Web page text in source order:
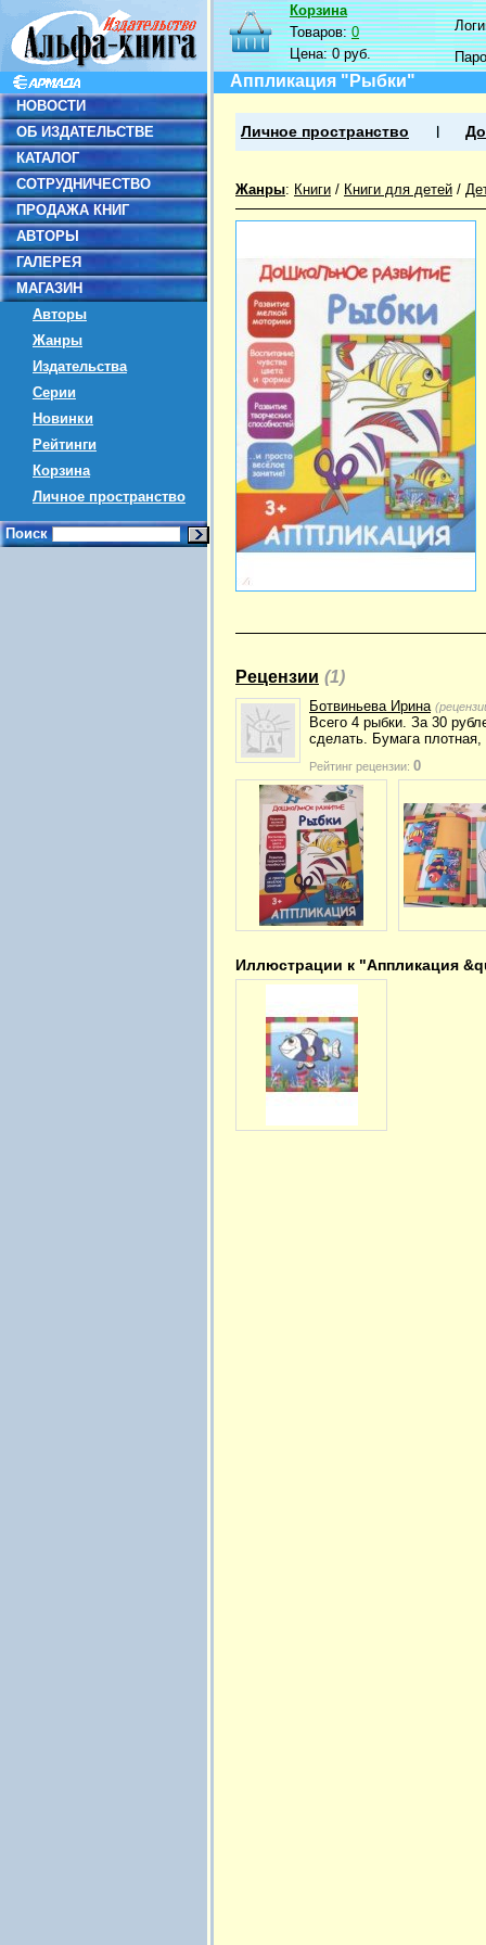
НОВОСТИ
ОБ ИЗДАТЕЛЬСТВЕ
КАТАЛОГ
СОТРУДНИЧЕСТВО
ПРОДАЖА КНИГ
АВТОРЫ
ГАЛЕРЕЯ
МАГАЗИН
Авторы
Жанры
Издательства
Серии
Новинки
Рейтинги
Корзина
Личное пространство
Поиск
Корзина
Товаров:0
Цена:0 руб.
Аппликация "Рыбки"
Личное пространство
Жанры: Книги / Книги для детей /
Рецензии (1)
Ботвиньева Ирина
Всего 4 рыбки. За 30
сделать. Бумага
Рейтинг рецензии: 0
Иллюстрации к "Аппликация